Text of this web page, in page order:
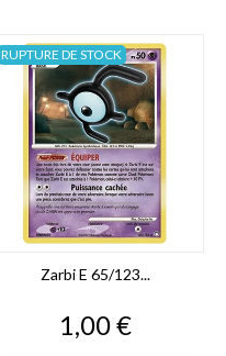
Zarbi E 65/123...
Prix
1,00 €
RUPTURE DE STOCK